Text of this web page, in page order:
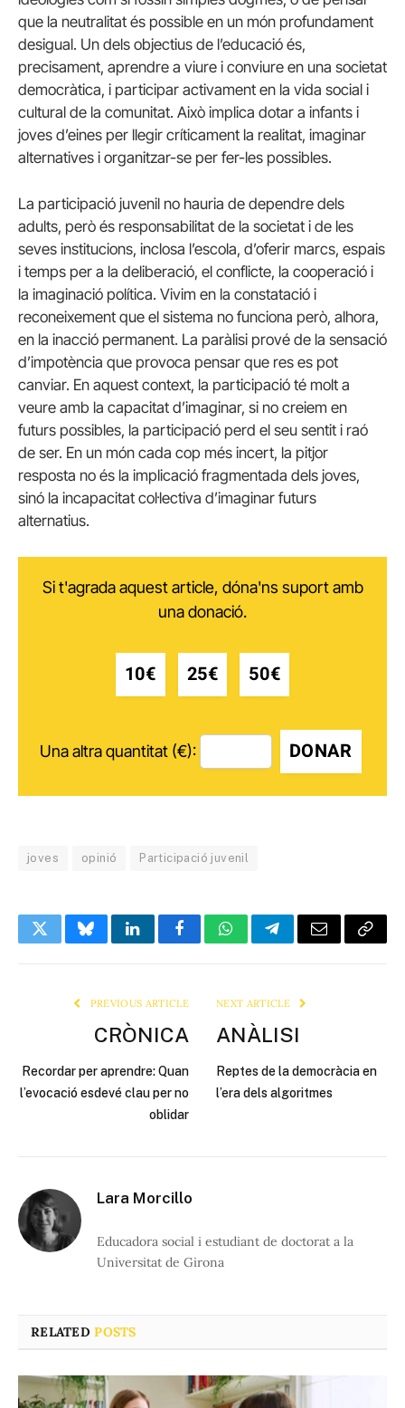
que la neutralitat és possible en un món profundament
desigual. Un dels objectius de l’educació és,
precisament, aprendre a viure i conviure en una societat
democràtica, i participar activament en la vida social i
cultural de la comunitat. Això implica dotar a infants i
joves d’eines per llegir críticament la realitat, imaginar
alternatives i organitzar-se per fer-les possibles.
La participació juvenil no hauria de dependre dels
adults, però és responsabilitat de la societat i de les
seves institucions, inclosa l’escola, d’oferir marcs, espais
i temps per a la deliberació, el conflicte, la cooperació i
la imaginació política. Vivim en la constatació i
reconeixement que el sistema no funciona però, alhora,
en la inacció permanent. La paràlisi prové de la sensació
d’impotència que provoca pensar que res es pot
canviar. En aquest context, la participació té molt a
veure amb la capacitat d’imaginar, si no creiem en
futurs possibles, la participació perd el seu sentit i raó
de ser. En un món cada cop més incert, la pitjor
resposta no és la implicació fragmentada dels joves,
sinó la incapacitat col·lectiva d’imaginar futurs
alternatius.
Si t'agrada aquest article, dóna'ns suport amb
una donació.
10€ 25€ 50€
Una altra quantitat (€): DONAR
joves opinió Participació juvenil
TwitterBlueskyLinkedInFacebookWhatsAppTelegramEmail Copy
PREVIOUS ARTICLE
CRÒNICA
Recordar per aprendre: Quan
l’evocació esdevé clau per no
oblidar
NEXT ARTICLE
ANÀLISI
Reptes de la democràcia en
l’era dels algoritmes
Lara Morcillo
Educadora social i estudiant de doctorat a la
Universitat de Girona
RELATEDPOSTS